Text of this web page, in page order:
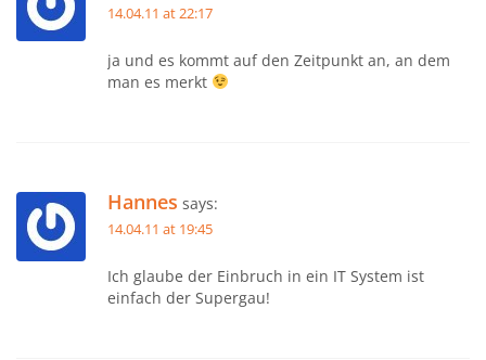
14.04.11 at 22:17
ja und es kommt auf den Zeitpunkt an, an dem
man es merkt
Hannes says:
14.04.11 at 19:45
Ich glaube der Einbruch in ein IT System ist
einfach der Supergau!